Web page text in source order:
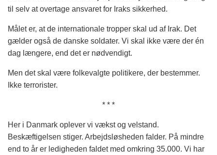
til selv at overtage ansvaret for Iraks sikkerhed.
Målet er, at de internationale tropper skal ud af Irak. Det
gælder også de danske soldater. Vi skal ikke være der én
dag længere, end det er nødvendigt.
Men det skal være folkevalgte politikere, der bestemmer.
Ikke terrorister.
* * *
Her i Danmark oplever vi vækst og velstand.
Beskæftigelsen stiger. Arbejdsløsheden falder. På mindre
end to år er ledigheden faldet med omkring 35.000. Vi har